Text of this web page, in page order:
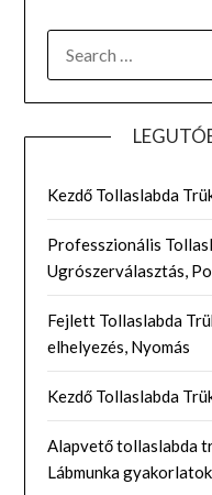
FOR:
Kezdő Tollaslabda
Professzionális
Ugrószerválasztás,
Fejlett Tollaslabda
elhelyezés, Nyomás
Kezdő Tollaslabda
Alapvető tollaslabda
Lábmunka